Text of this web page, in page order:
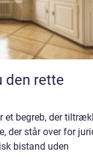
et begreb, der
der står over for
bistand uden